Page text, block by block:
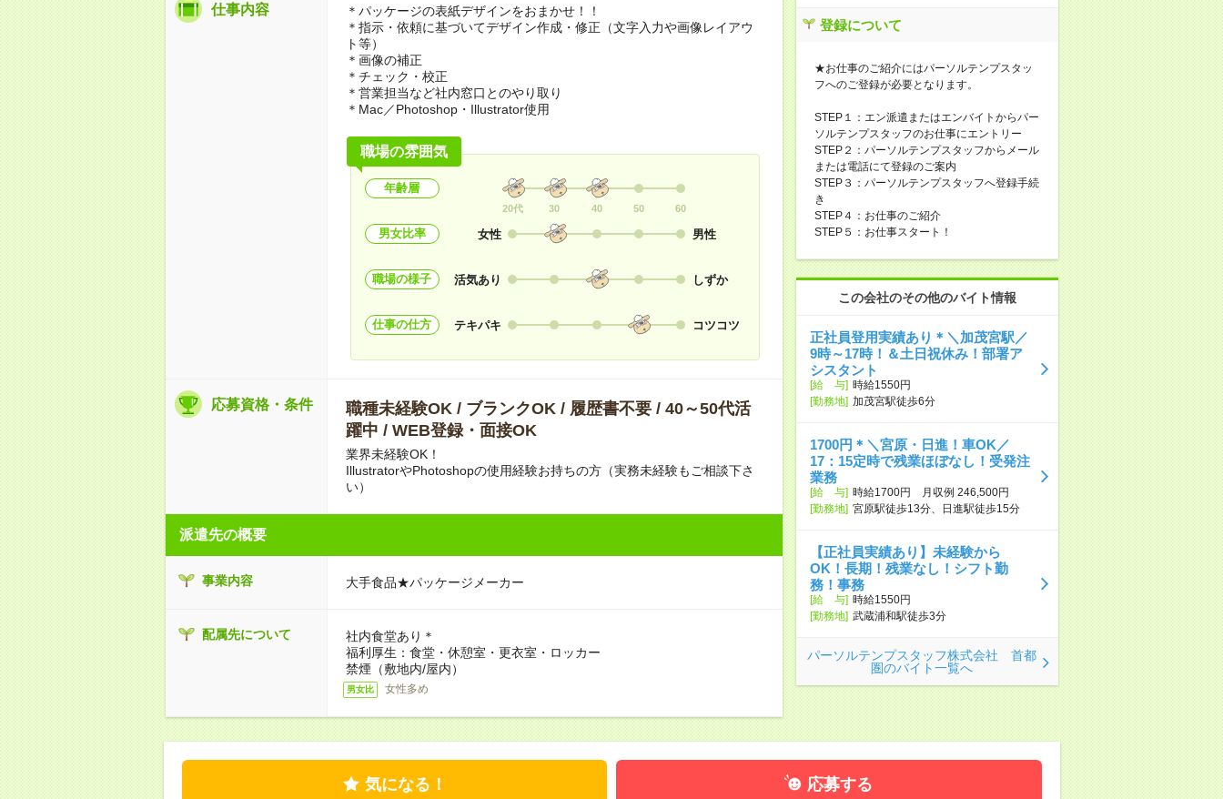
仕事内容
＊パッケージの表紙デザインをおまかせ！！
＊指示・依頼に基づいてデザイン作成・修正（文字入力や画像レイアウ
ト等）
＊画像の補正
＊チェック・校正
＊営業担当など社内窓口とのやり取り
＊Mac／Photoshop・Illustrator使用
職場の雰囲気
年齢層
20代 30 40 50 60
男女比率 女性 男性
職場の様子 活気あり しずか
仕事の仕方 テキパキ コツコツ
応募資格・条件
職種未経験OK / ブランクOK / 履歴書不要 / 40～50代活
躍中 / WEB登録・面接OK
業界未経験OK！
IllustratorやPhotoshopの使用経験お持ちの方（実務未経験もご相談下さ
い）
派遣先の概要
事業内容 大手食品★パッケージメーカー
配属先について
社内食堂あり＊
福利厚生：食堂・休憩室・更衣室・ロッカー
禁煙（敷地内/屋内）
男女比 女性多め
登録について
★お仕事のご紹介にはパーソルテンプスタッ
フへのご登録が必要となります。
STEP１：エン派遣またはエンバイトからパー
ソルテンプスタッフのお仕事にエントリー
STEP２：パーソルテンプスタッフからメール
または電話にて登録のご案内
STEP３：パーソルテンプスタッフへ登録手続
き
STEP４：お仕事のご紹介
STEP５：お仕事スタート！
この会社のその他のバイト情報
正社員登用実績あり＊＼加茂宮駅／
9時～17時！＆土日祝休み！部署ア
シスタント
[給 与] 時給1550円
[勤務地] 加茂宮駅徒歩6分
1700円＊＼宮原・日進！車OK／
17：15定時で残業ほぼなし！受発注
業務
[給 与] 時給1700円 月収例 246,500円
[勤務地] 宮原駅徒歩13分、日進駅徒歩15分
【正社員実績あり】未経験から
OK！長期！残業なし！シフト勤
務！事務
[給 与] 時給1550円
[勤務地] 武蔵浦和駅徒歩3分
パーソルテンプスタッフ株式会社 首都
圏のバイト一覧へ
気になる！ 応募する